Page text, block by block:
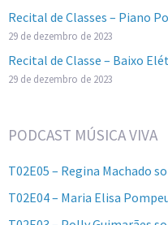
Recital de Classes – Piano
29 de dezembro de 2023
Recital de Classe – Baixo
29 de dezembro de 2023
PODCAST MÚSICA VIVA
T02E05 – Regina Machado
T02E04 – Maria Elisa